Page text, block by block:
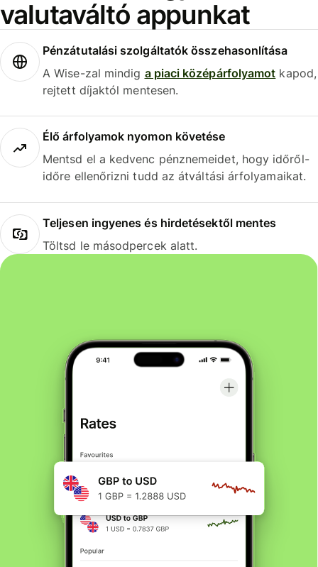
valutaváltó appunkat
Pénzátutalási szolgáltatók összehasonlítása
A Wise-zal mindig a piaci középárfolyamot kapod,
rejtett díjaktól mentesen.
Élő árfolyamok nyomon követése
Mentsd el a kedvenc pénznemeidet, hogy időről-
időre ellenőrizni tudd az átváltási árfolyamaikat.
Teljesen ingyenes és hirdetésektől mentes
Töltsd le másodpercek alatt.